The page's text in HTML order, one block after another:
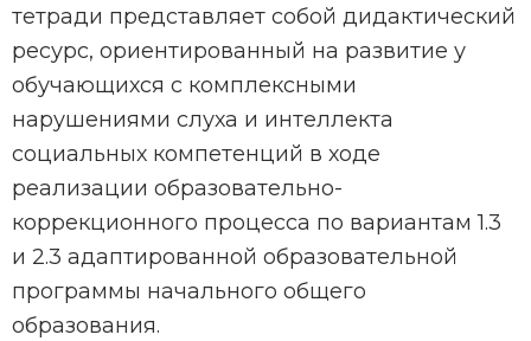
тетради представляет собой дидактический
ресурс, ориентированный на развитие у
обучающихся с комплексными
нарушениями слуха и интеллекта
социальных компетенций в ходе
реализации образовательно-
коррекционного процесса по вариантам 1.3
и 2.3 адаптированной образовательной
программы начального общего
образования.